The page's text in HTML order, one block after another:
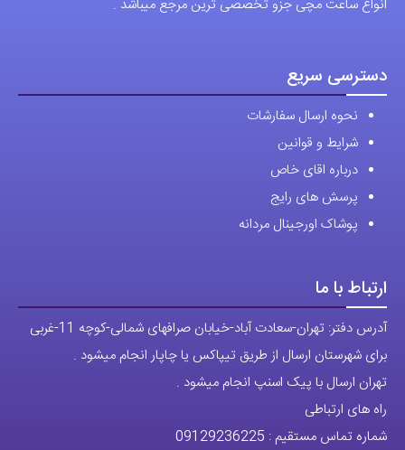
در
انتخاب
انواع ساعت مچی جزو تخصصی ترین مرجع میباشد .
دسترسی سریع
نحوه ارسال سفارشات
شرایط و قوانین
درباره اقای خاص
پرسش های رایج
پوشاک اورجینال مردانه
ارتباط با ما
آدرس دفتر: تهران-سعادت آباد-خیابان صرافهای شمالی-کوچه 11-غربی
برای شهرستان ارسال از طریق تیپاکس یا چاپار انجام میشود .
تهران ارسال با پیک اسنپ انجام میشود .
راه های ارتباطی
شماره تماس مستقیم : 09129236225